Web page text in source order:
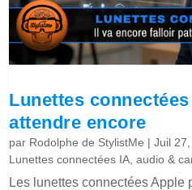
Lunettes
attendre encore
par Rodolphe de StylistMe |Juil
Lunettes connectées IA, audio &
Les lunettes connectées Apple